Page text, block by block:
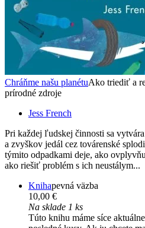
Chráňme našu planétuAko triediť a
prírodné zdroje
Jess French
Pri každej ľudskej činnosti sa
a zvyškov jedál cez továrenské
týmito odpadkami deje, ako
ako riešiť problém s ich neustálym...
Knihapevná väzba
10,00 €
Na sklade 1 ks
Túto knihu máme síce